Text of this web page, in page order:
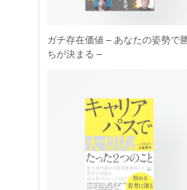
ガチ存在価値 – あなたの姿勢で勝
ちが決まる –